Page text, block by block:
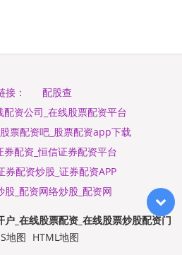
接：
配股查
配资公司_在线股票配资平台
票配资吧_股票配资app下载
券配资_恒信证券配资平台
券配资炒股_证券配资APP
股_配资网络炒股_配资网
户_在线股票配资_在线股票炒股配资门
地图 HTML地图